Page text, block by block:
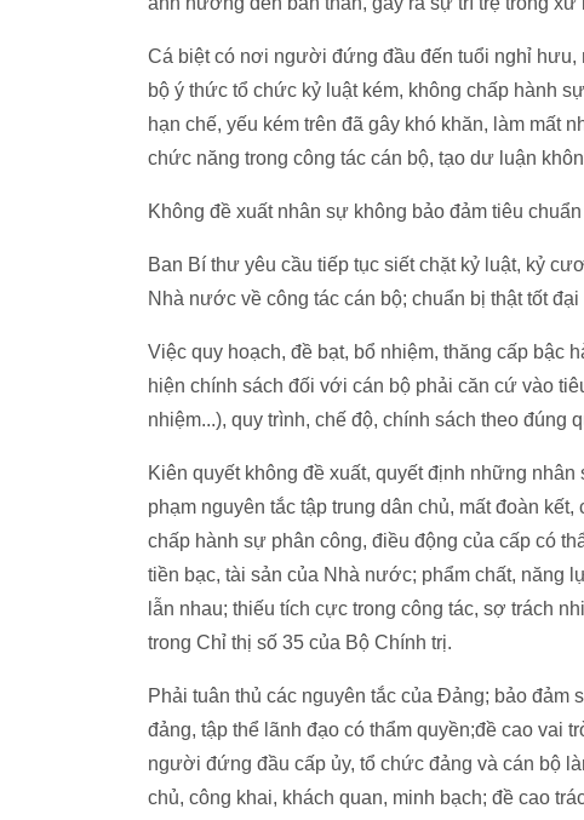
Cá biệt có nơi người đứng đầu đến tuổi nghỉ
bộ ý thức tổ chức kỷ luật kém, không chấp hành
hạn chế, yếu kém trên đã gây khó khăn, làm mất
chức năng trong công tác cán bộ, tạo dư luận
Không đề xuất nhân sự không bảo đảm tiêu
Ban Bí thư yêu cầu tiếp tục siết chặt kỷ luật, kỷ
Nhà nước về công tác cán bộ; chuẩn bị thật tốt
Việc quy hoạch, đề bạt, bổ nhiệm, thăng cấp bậc
hiện chính sách đối với cán bộ phải căn cứ vào
nhiệm...), quy trình, chế độ, chính sách theo đúng
Kiên quyết không đề xuất, quyết định những
phạm nguyên tắc tập trung dân chủ, mất đoàn
chấp hành sự phân công, điều động của cấp có
tiền bạc, tài sản của Nhà nước; phẩm chất, năng
lẫn nhau; thiếu tích cực trong công tác, sợ trách
trong Chỉ thị số 35 của Bộ Chính trị.
Phải tuân thủ các nguyên tắc của Đảng; bảo đảm
đảng, tập thể lãnh đạo có thẩm quyền;đề cao vai
người đứng đầu cấp ủy, tổ chức đảng và cán bộ
chủ, công khai, khách quan, minh bạch; đề cao